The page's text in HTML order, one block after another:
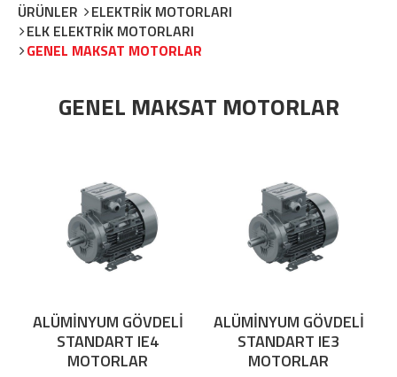
ÜRÜNLER
ELEKTRİK MOTORLARI
ELK ELEKTRİK MOTORLARI
GENEL MAKSAT MOTORLAR
GENEL MAKSAT MOTORLAR
ALÜMİNYUM GÖVDELİ
STANDART IE4
MOTORLAR
ALÜMİNYUM GÖVDELİ
STANDART IE3
MOTORLAR